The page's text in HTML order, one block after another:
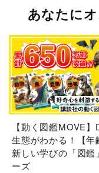
あなたに
【動く図鑑MOVE】
生態がわかる！【年
新しい学びの「図鑑
ーズ